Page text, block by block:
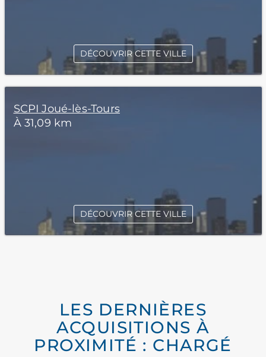
DÉCOUVRIR CETTE VILLE
SCPI Joué-lès-Tours
À 31,09 km
DÉCOUVRIR CETTE VILLE
LES DERNIÈRES
ACQUISITIONS À
PROXIMITÉ : CHARGÉ